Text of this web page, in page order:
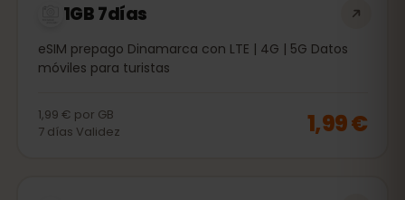
1GB 7días
eSIM prepago Dinamarca con LTE | 4G | 5G Datos
móviles para turistas
1,99 € por GB
7 días Validez 1,99 €